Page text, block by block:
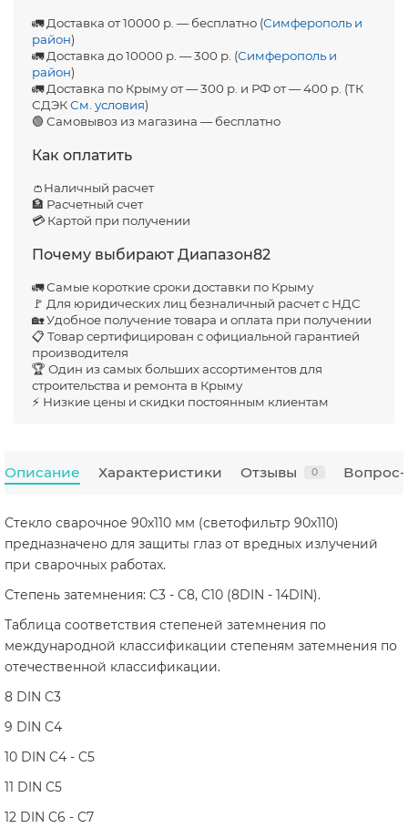
🚛 Доставка от 10000 р. — бесплатно (Симферополь и
район)
🚛 Доставка до 10000 р. — 300 р. (Симферополь и
район)
🚛 Доставка по Крыму от — 300 р. и РФ от — 400 р. (ТК
СДЭКСм. условия)
🟢 Самовывоз из магазина — бесплатно
Как оплатить
👛Наличный расчет
🏦 Расчетный счет
💳 Картой при получении
Почему выбирают Диапазон82
🚛 Самые короткие сроки доставки по Крыму
🚩 Для юридических лиц безналичный расчет с НДС
🏡 Удобное получение товара и оплата при получении
📋 Товар сертифицирован с официальной гарантией
производителя
🏆 Один из самых больших ассортиментов для
строительства и ремонта в Крыму
⚡ Низкие цены и скидки постоянным клиентам
Описание Характеристики Отзывы 0 Вопрос-
Стекло сварочное 90х110 мм (светофильтр 90х110)
предназначено для защиты глаз от вредных излучений
при сварочных работах.
Степень затемнения: С3 - С8, C10 (8DIN - 14DIN).
Таблица соответствия степеней затемнения по
международной классификации степеням затемнения по
отечественной классификации.
8 DIN C3
9 DIN C4
10 DIN C4 - C5
11 DIN C5
12 DIN C6 - C7